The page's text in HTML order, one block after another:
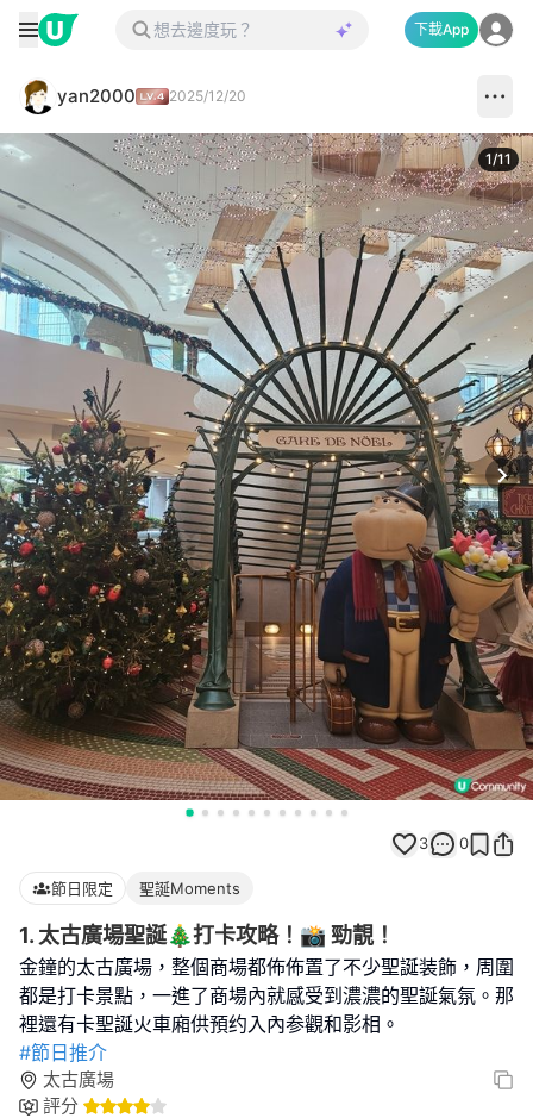
下載App
yan2000 2025/12/20
1/11
3 0
節日限定 聖誕Moments
1. 太古廣場聖誕🎄打卡攻略！📸 勁靚！
金鐘的太古廣場，整個商場都佈佈置了不少聖誕装飾，周圍
都是打卡景點，一進了商場內就感受到濃濃的聖誕氣氛。那
#節日推介
太古廣場
評分